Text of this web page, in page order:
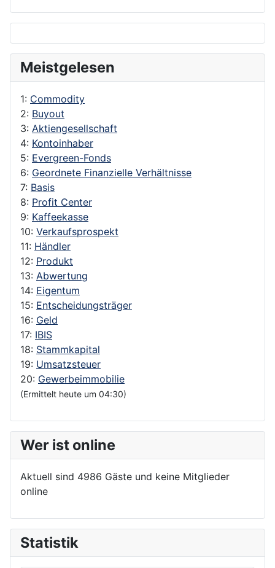
Meistgelesen
1: Commodity
2: Buyout
3: Aktiengesellschaft
4: Kontoinhaber
5: Evergreen-Fonds
6: Geordnete Finanzielle Verhältnisse
7: Basis
8: Profit Center
9: Kaffeekasse
10: Verkaufsprospekt
11: Händler
12: Produkt
13: Abwertung
14: Eigentum
15: Entscheidungsträger
16: Geld
17: IBIS
18: Stammkapital
19: Umsatzsteuer
20: Gewerbeimmobilie
(Ermittelt heute um 04:30)
Wer ist online
Aktuell sind 4986 Gäste und keine Mitglieder
online
Statistik